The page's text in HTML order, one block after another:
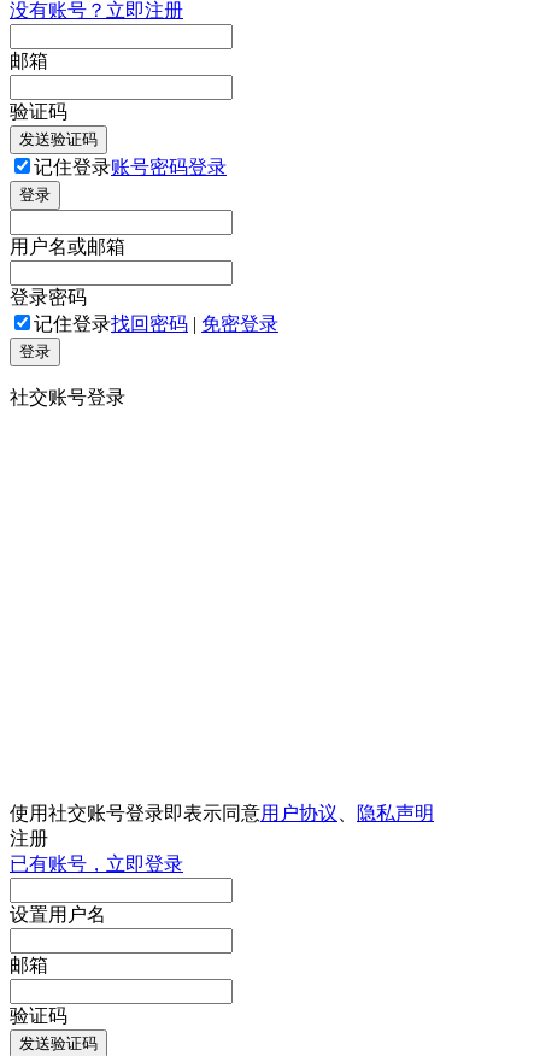
没有账号？立即注册
邮箱
验证码
发送验证码
记住登录账号密码登录
登录
用户名或邮箱
登录密码
记住登录找回密码 | 免密登录
登录
社交账号登录
使用社交账号登录即表示同意用户协议
隐私声明
注册
已有账号，立即登录
设置用户名
邮箱
验证码
发送验证码